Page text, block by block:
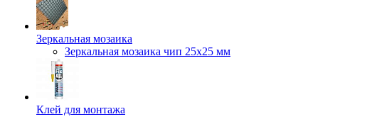
Зеркальная мозаика
Зеркальная мозаика чип 25х25 мм
Клей для монтажа